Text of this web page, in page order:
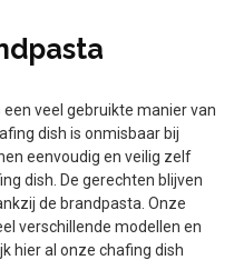
een veel gebruikte manier van
dish is onmisbaar bij
eenvoudig en veilig zelf
dish. De gerechten blijven
de brandpasta. Onze
verschillende modellen en
hier al onze chafing dish